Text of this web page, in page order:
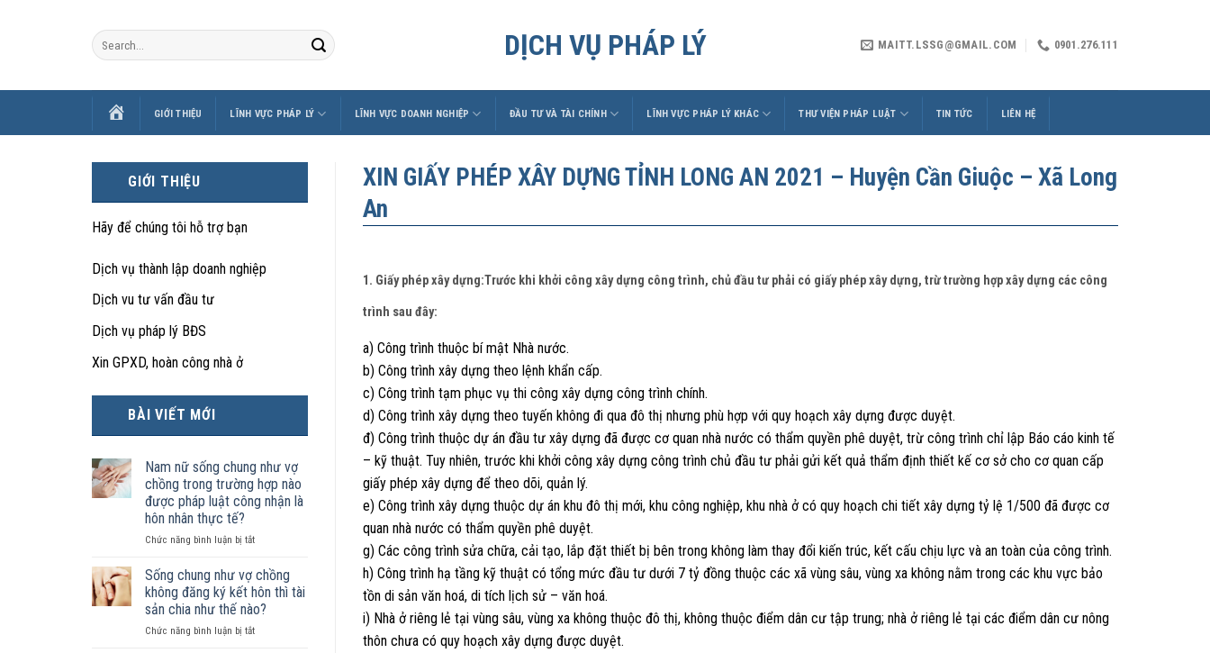
DỊCH VỤ PHÁP LÝ MAITT.LSSG@GMAIL.COM 0901.276.111
TRANGGIỚI THIỆU LĨNH VỰC PHÁP LÝ LĨNH VỰC DOANH NGHIỆP ĐẦU TƯ VÀ TÀI CHÍNH LĨNH VỰC PHÁP LÝ KHÁC THƯ VIỆN PHÁP LUẬT TIN TỨC LIÊN HỆ
GIỚI THIỆU
Hãy để chúng tôi hỗ trợ bạn
Dịch vụ thành lập doanh nghiệp
Dịch vu tư vấn đầu tư
Dịch vụ pháp lý BĐS
Xin GPXD, hoàn công nhà ở
BÀI VIẾT MỚI
Nam nữ sống chung như vợ
chồng trong trường hợp nào
được pháp luật công nhận là
hôn nhân thực tế?
Chức năng bình luận bị tắtở
nữ
sống
chung
như
vợ
Sống chung như vợ chồng
không đăng ký kết hôn thì tài
sản chia như thế nào?
Chức năng bình luận bị tắtở
XIN GIẤY PHÉP XÂY DỰNG TỈNH LONG AN 2021 – Huyện Cần Giuộc – Xã Long
An
1. Giấy phép xây dựng:Trước khi khởi công xây dựng công trình, chủ đầu tư phải có giấy phép xây dựng, trừ trường hợp xây dựng các công
trình sau đây:
a) Công trình thuộc bí mật Nhà nước.
b) Công trình xây dựng theo lệnh khẩn cấp.
c) Công trình tạm phục vụ thi công xây dựng công trình chính.
d) Công trình xây dựng theo tuyến không đi qua đô thị nhưng phù hợp với quy hoạch xây dựng được duyệt.
đ) Công trình thuộc dự án đầu tư xây dựng đã được cơ quan nhà nước có thẩm quyền phê duyệt, trừ công trình chỉ lập Báo cáo kinh tế
– kỹ thuật. Tuy nhiên, trước khi khởi công xây dựng công trình chủ đầu tư phải gửi kết quả thẩm định thiết kế cơ sở cho cơ quan cấp
giấy phép xây dựng để theo dõi, quản lý.
e) Công trình xây dựng thuộc dự án khu đô thị mới, khu công nghiệp, khu nhà ở có quy hoạch chi tiết xây dựng tỷ lệ 1/500 đã được cơ
quan nhà nước có thẩm quyền phê duyệt.
g) Các công trình sửa chữa, cải tạo, lắp đặt thiết bị bên trong không làm thay đổi kiến trúc, kết cấu chịu lực và an toàn của công trình.
h) Công trình hạ tầng kỹ thuật có tổng mức đầu tư dưới 7 tỷ đồng thuộc các xã vùng sâu, vùng xa không nằm trong các khu vực bảo
tồn di sản văn hoá, di tích lịch sử – văn hoá.
i) Nhà ở riêng lẻ tại vùng sâu, vùng xa không thuộc đô thị, không thuộc điểm dân cư tập trung; nhà ở riêng lẻ tại các điểm dân cư nông
thôn chưa có quy hoạch xây dựng được duyệt.